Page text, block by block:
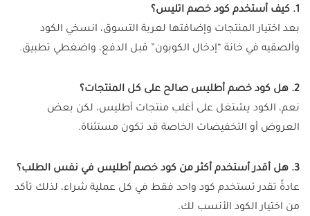
1. كيف أستخدم كود خصم اتليس؟
بعد اختيار المنتجات وإضافتها لعربة التسوق، انسخي الكود
وألصقيه في خانة “إدخال الكوبون” قبل الدفع، واضغطي تطبيق.
2. هل كود خصم أطليس صالح على كل المنتجات؟
نعم، الكود يشتغل على أغلب منتجات أطليس، لكن بعض
العروض أو التخفيضات الخاصة قد تكون مستثناة.
3. هل أقدر أستخدم أكثر من كود خصم أطليس في نفس الطلب؟
عادةً تقدر تستخدم كود واحد فقط في كل عملية شراء، لذلك تأكد
من اختيار الكود الأنسب لك.